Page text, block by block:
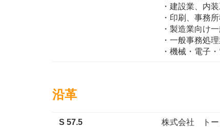
・建設業、内
・印刷、事務
・製造業向け
・一般事務処
・機械・電子
沿革
S 57.5 株式会社 トー